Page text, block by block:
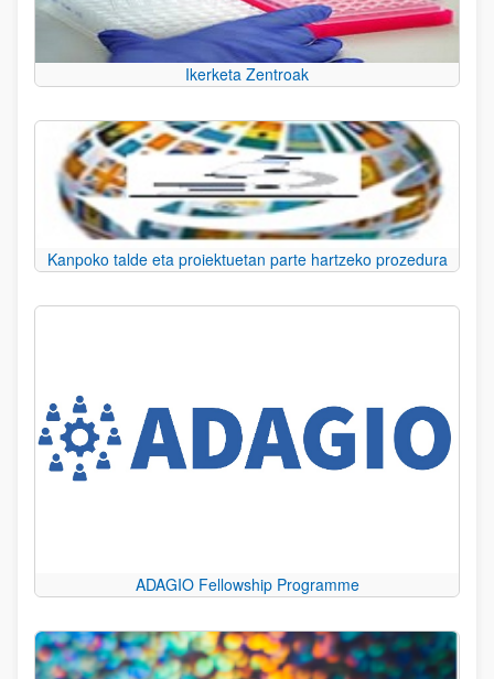
Ikerketa Zentroak
Kanpoko talde eta proiektuetan parte hartzeko prozedura
ADAGIO Fellowship Programme